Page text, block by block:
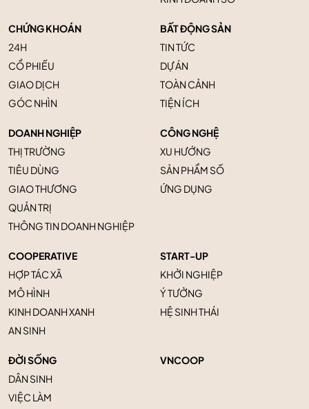
CHỨNG KHOÁN
24H
CỔ PHIẾU
GIAO DỊCH
GÓC NHÌN
BẤT ĐỘNG SẢN
TIN TỨC
DỰ ÁN
TOÀN CẢNH
TIỆN ÍCH
DOANH NGHIỆP
THỊ TRƯỜNG
TIÊU DÙNG
GIAO THƯƠNG
QUẢN TRỊ
THÔNG TIN DOANH NGHIỆP
CÔNG NGHỆ
XU HƯỚNG
SẢN PHẨM SỐ
ỨNG DỤNG
COOPERATIVE
HỢP TÁC XÃ
MÔ HÌNH
KINH DOANH XANH
AN SINH
START-UP
KHỞI NGHIỆP
Ý TƯỞNG
HỆ SINH THÁI
ĐỜI SỐNG
DÂN SINH
VIỆC LÀM
VNCOOP